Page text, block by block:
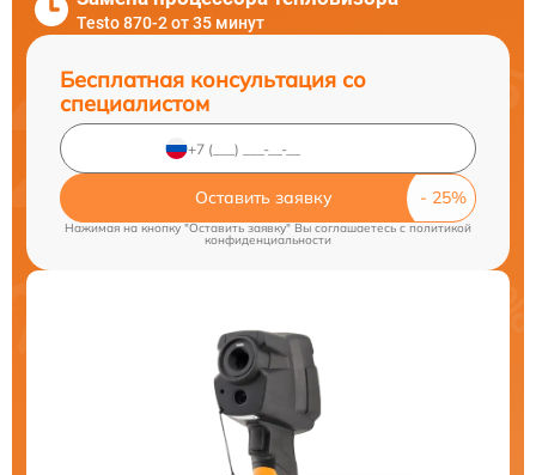
Testo 870-2 от 35 минут
Бесплатная консультация со
специалистом
Оставить заявку
Нажимая на кнопку "Оставить заявку" Вы соглашаетесь cполитикой
конфиденциальности